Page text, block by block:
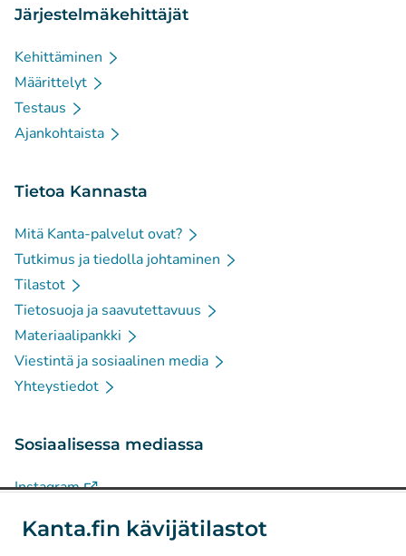
Kanta.fin kävijätilastot
Järjestelmäkehittäjät
Kehittäminen
Määrittelyt
Testaus
Ajankohtaista
Tietoa Kannasta
Mitä Kanta-palvelut ovat?
Tutkimus ja tiedolla johtaminen
Tilastot
Tietosuoja ja saavutettavuus
Materiaalipankki
Viestintä ja sosiaalinen media
Yhteystiedot
Sosiaalisessa mediassa
Instagram(Avautuu uuteen välilehteen)
Facebook(Avautuu uuteen välilehteen)